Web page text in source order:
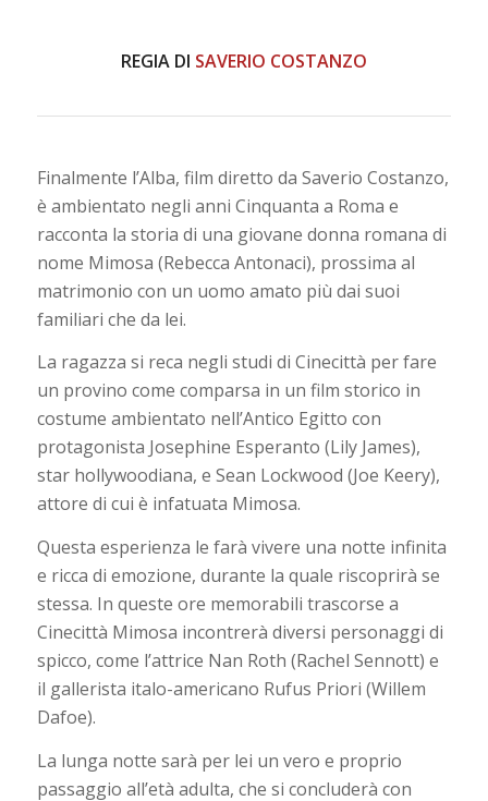
REGIA DI SAVERIO COSTANZO
Finalmente l’Alba, film diretto da Saverio Costanzo,
è ambientato negli anni Cinquanta a Roma e
racconta la storia di una giovane donna romana di
nome Mimosa (Rebecca Antonaci), prossima al
matrimonio con un uomo amato più dai suoi
familiari che da lei.
La ragazza si reca negli studi di Cinecittà per fare
un provino come comparsa in un film storico in
costume ambientato nell’Antico Egitto con
protagonista Josephine Esperanto (Lily James),
star hollywoodiana, e Sean Lockwood (Joe Keery),
attore di cui è infatuata Mimosa.
Questa esperienza le farà vivere una notte infinita
e ricca di emozione, durante la quale riscoprirà se
stessa. In queste ore memorabili trascorse a
Cinecittà Mimosa incontrerà diversi personaggi di
spicco, come l’attrice Nan Roth (Rachel Sennott) e
il gallerista italo-americano Rufus Priori (Willem
Dafoe).
La lunga notte sarà per lei un vero e proprio
passaggio all’età adulta, che si concluderà con